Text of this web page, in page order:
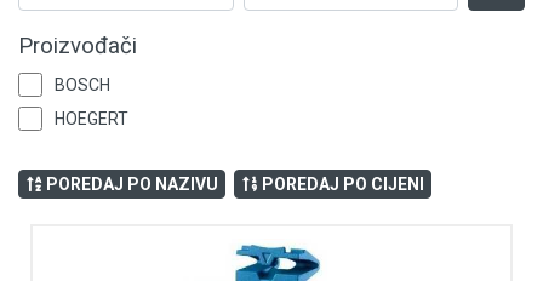
Rasvjeta
Tehnička hemija i kućni program
Vijčana roba
Proizvođači
BOSCH
HOEGERT
POREDAJ PO NAZIVU POREDAJ PO CIJENI